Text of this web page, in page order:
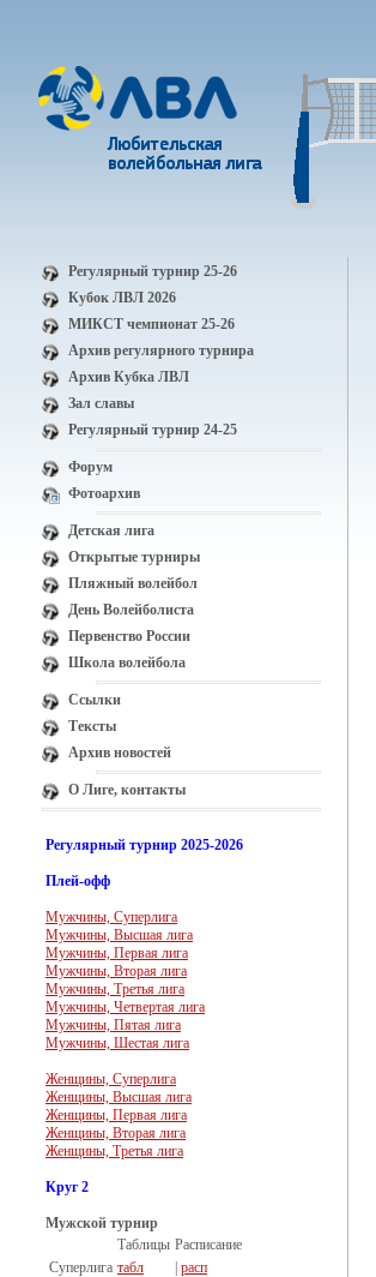
Регулярный турнир 25-26
Кубок ЛВЛ 2026
МИКСТ чемпионат 25-26
Архив регулярного турнира
Архив Кубка ЛВЛ
Зал славы
Регулярный турнир 24-25
Форум
Фотоархив
Детская лига
Открытые турниры
Пляжный волейбол
День Волейболиста
Первенство России
Школа волейбола
Ссылки
Тексты
Архив новостей
О Лиге, контакты
Регулярный турнир 2025-2026
Плей-офф
Мужчины, Суперлига
Мужчины, Высшая лига
Мужчины, Первая лига
Мужчины, Вторая лига
Мужчины, Третья лига
Мужчины, Четвертая лига
Мужчины, Пятая лига
Мужчины, Шестая лига
Женщины, Суперлига
Женщины, Высшая лига
Женщины, Первая лига
Женщины, Вторая лига
Женщины, Третья лига
Круг 2
Мужской турнир
Таблицы Расписание
Суперлига табл
расп